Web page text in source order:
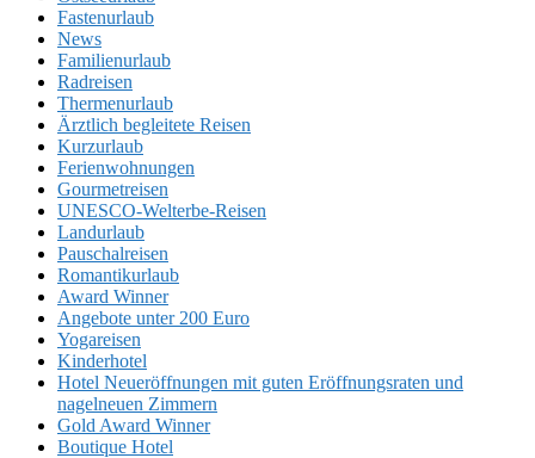
Fastenurlaub
News
Familienurlaub
Radreisen
Thermenurlaub
Ärztlich begleitete Reisen
Kurzurlaub
Ferienwohnungen
Gourmetreisen
UNESCO-Welterbe-Reisen
Landurlaub
Pauschalreisen
Romantikurlaub
Award Winner
Angebote unter 200 Euro
Yogareisen
Kinderhotel
Hotel Neueröffnungen mit guten Eröffnungsraten und
nagelneuen Zimmern
Gold Award Winner
Boutique Hotel